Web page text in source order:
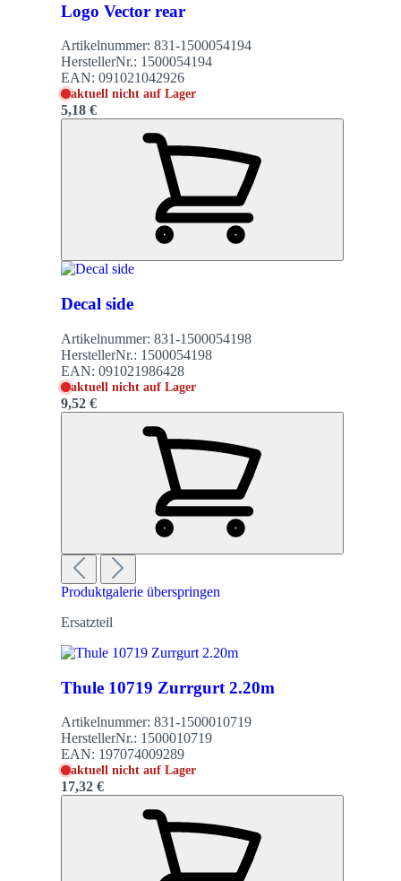
Logo Vector rear
Artikelnummer: 831-1500054194
HerstellerNr.: 1500054194
EAN: 091021042926
aktuell nicht auf Lager
5,18 €
Decal side
Artikelnummer: 831-1500054198
HerstellerNr.: 1500054198
EAN: 091021986428
aktuell nicht auf Lager
9,52 €
Produktgalerie überspringen
Ersatzteil
Thule 10719 Zurrgurt 2.20m
Artikelnummer: 831-1500010719
HerstellerNr.: 1500010719
EAN: 197074009289
aktuell nicht auf Lager
17,32 €